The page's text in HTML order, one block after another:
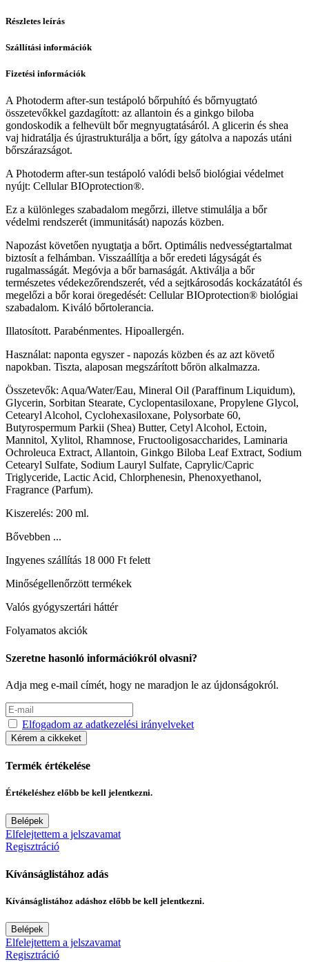
Részletes leírás
Szállítási információk
Fizetési információk
A Photoderm after-sun testápoló bőrpuhító és bőrnyugtató
összetevőkkel gazdagított: az allantoin és a ginkgo biloba
gondoskodik a felhevült bőr megnyugtatásáról. A glicerin és shea
vaj hidratálja és újrastrukturálja a bőrt, így gátolva a napozás utáni
bőrszárazságot.
A Photoderm after-sun testápoló valódi belső biológiai védelmet
nyújt: Cellular BIOprotection®.
Ez a különleges szabadalom megőrzi, illetve stimulálja a bőr
védelmi rendszerét (immunitását) napozás közben.
Napozást követően nyugtatja a bőrt. Optimális nedvességtartalmat
biztosít a felhámban. Visszaállítja a bőr eredeti lágyságát és
rugalmasságát. Megóvja a bőr barnaságát. Aktiválja a bőr
természetes védekezőrendszerét, véd a sejtkárosodás kockázatától és
megelőzi a bőr korai öregedését: Cellular BIOprotection® biológiai
szabadalom. Kiváló bőrtolerancia.
Illatosított. Parabénmentes. Hipoallergén.
Használat: naponta egyszer - napozás közben és az azt követő
napokban. Tiszta, alaposan megszárított bőrön alkalmazza.
Összetevők: Aqua/Water/Eau, Mineral Oil (Paraffinum Liquidum),
Glycerin, Sorbitan Stearate, Cyclopentasiloxane, Propylene Glycol,
Cetearyl Alcohol, Cyclohexasiloxane, Polysorbate 60,
Butyrospermum Parkii (Shea) Butter, Cetyl Alcohol, Ectoin,
Mannitol, Xylitol, Rhamnose, Fructooligosaccharides, Laminaria
Ochroleuca Extract, Allantoin, Ginkgo Biloba Leaf Extract, Sodium
Cetearyl Sulfate, Sodium Lauryl Sulfate, Caprylic/Capric
Triglyceride, Lactic Acid, Chlorphenesin, Phenoxyethanol,
Fragrance (Parfum).
Kiszerelés: 200 ml.
Bővebben ...
Ingyenes szállítás 18 000 Ft felett
Minőségellenőrzött termékek
Valós gyógyszertári háttér
Folyamatos akciók
Szeretne hasonló információkról olvasni?
Adja meg e-mail címét, hogy ne maradjon le az újdonságokról.
Elfogadom az adatkezelési irányelveket
Kérem a cikkeket
Termék értékelése
Értékeléshez előbb be kell jelentkezni.
Belépek
Elfelejtettem a jelszavamat
Regisztráció
Kívánságlistához adás
Kívánságlistához adáshoz előbb be kell jelentkezni.
Belépek
Elfelejtettem a jelszavamat
Regisztráció